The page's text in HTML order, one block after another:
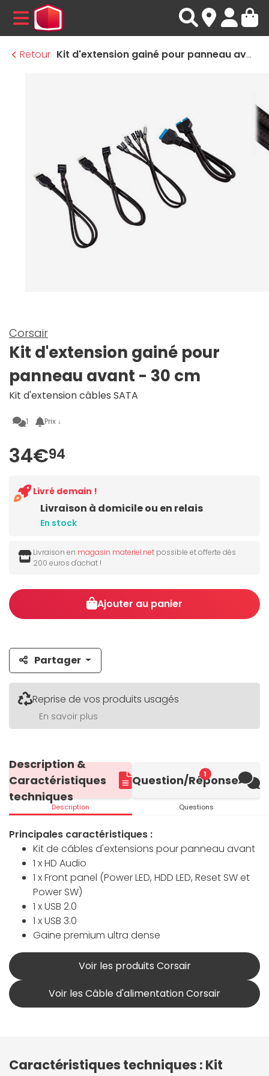
MENU
Retour
Kit d'extension gainé pour panneau avant - 30 cm
Corsair
Kit d'extension gainé pour
panneau avant - 30 cm
Kit d'extension câbles SATA
1 Prix ↓
34€94
Livraison à domicile ou en relais
En stock
Livré demain !
Livraison en magasin materiel.net possible et offerte dès
200 euros d'achat !
Ajouter au panier
Partager
Reprise de vos produits usagés
En savoir plus
Description &
Caractéristiques
techniques
Description
1
Question/Réponse
Questions
Principales caractéristiques :
Kit de câbles d'extensions pour panneau avant
1 x HD Audio
1 x Front panel (Power LED, HDD LED, Reset SW et
Power SW)
1 x USB 2.0
1 x USB 3.0
Gaine premium ultra dense
Voir les produits Corsair
Voir les Câble d'alimentation Corsair
Caractéristiques techniques : Kit